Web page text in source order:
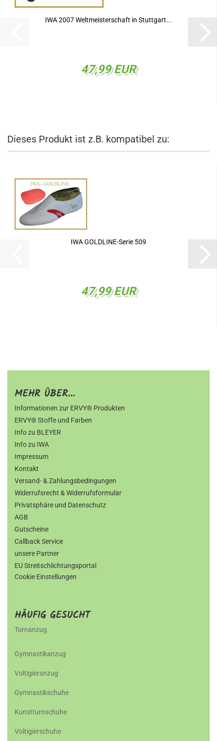
IWA 2007 Weltmeisterschaft in Stuttgart...
47,99 EUR
Dieses Produkt ist z.B. kompatibel zu:
IWA GOLDLINE-Serie 509
47,99 EUR
MEHR ÜBER...
Informationen zur ERVY® Produkten
ERVY® Stoffe und Farben
Info zu BLEYER
Info zu IWA
Impressum
Kontakt
Versand- & Zahlungsbedingungen
Widerrufsrecht & Widerrufsformular
Privatsphäre und Datenschutz
AGB
Gutscheine
Callback Service
unsere Partner
EU Streitschlichtungsportal
Cookie Einstellungen
HÄUFIG GESUCHT
Turnanzug
Gymnastikanzug
Voltigieranzug
Gymnastikschuhe
Kunstturnschuhe
Voltigierschuhe